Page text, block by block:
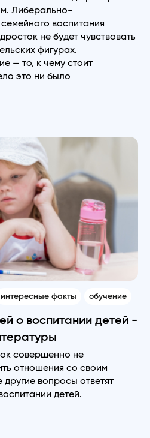
Либерально-
воспитания
не будет чувствовать
фигурах.
— то, к чему стоит
это ни было
интересные факты обучение
о воспитании детей -
совершенно не
отношения со своим
вопросы ответят
детей.